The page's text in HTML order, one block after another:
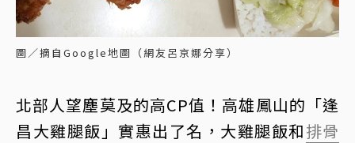
圖／摘自Google地圖（網友呂京娜分享）
北部人望塵莫及的高CP值！高雄鳳山的「逢
昌大雞腿飯」實惠出了名，大雞腿飯和排骨